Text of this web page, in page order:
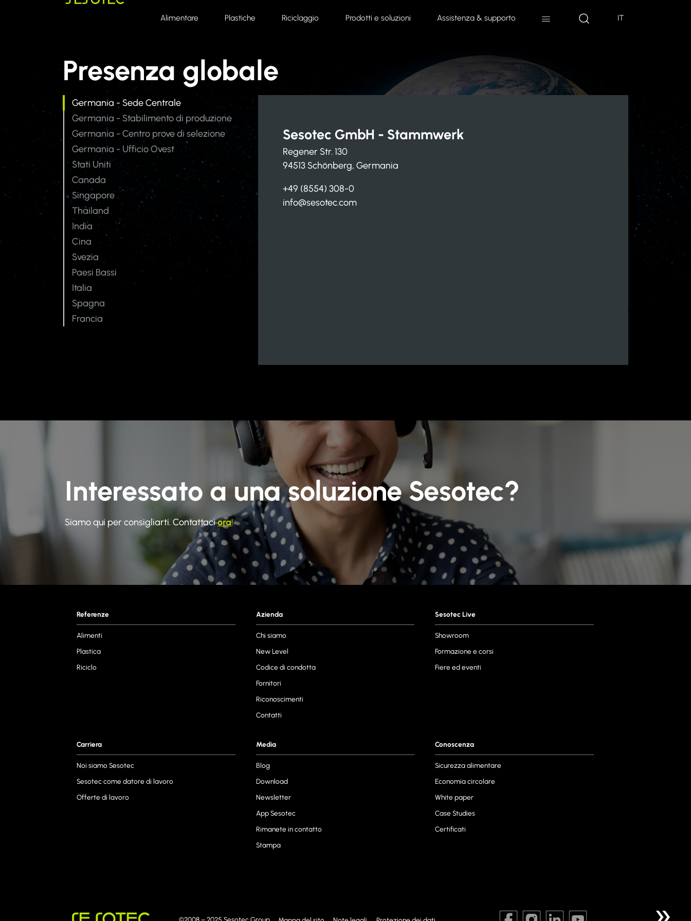
Skip to main content
Skip to page footer
Alimentare Plastiche Riciclaggio Prodotti e soluzioni Assistenza & supporto IT
Presenza globale
Germania - Sede Centrale
Germania - Stabilimento di produzione
Germania - Centro prove di selezione
Germania - Ufficio Ovest
Stati Uniti
Canada
Singapore
Thailand
India
Cina
Svezia
Paesi Bassi
Italia
Spagna
Francia
Sesotec GmbH - Stammwerk
Regener Str. 130
94513 Schönberg, Germania
+49 (8554) 308-0
info@sesotec.com
Interessato a una soluzione Sesotec?
Siamo qui per consigliarti. Contattaciora!
Referenze
Alimenti
Plastica
Riciclo
Azienda
Chi siamo
New Level
Codice di condotta
Fornitori
Riconoscimenti
Contatti
Sesotec Live
Showroom
Formazione e corsi
Fiere ed eventi
Carriera
Noi siamo Sesotec
Sesotec come datore di lavoro
Offerte di lavoro
Media
Blog
Download
Newsletter
App Sesotec
Rimanete in contatto
Stampa
Conoscenza
Sicurezza alimentare
Economia circolare
White paper
Case Studies
Certificati